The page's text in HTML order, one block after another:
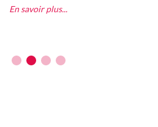
En savoir plus